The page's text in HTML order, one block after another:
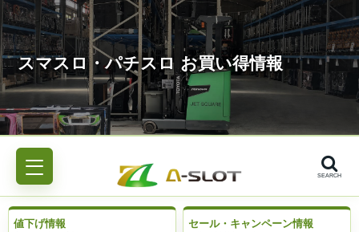
SEARCH
値下げ情報 セール・キャンペーン情報